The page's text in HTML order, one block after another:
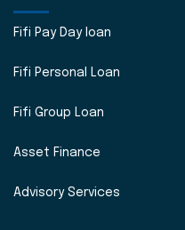
Fifi Pay Day loan
Fifi Personal Loan
Fifi Group Loan
Asset Finance
Advisory Services